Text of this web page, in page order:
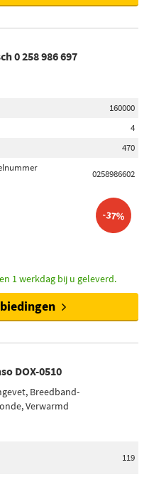
0 258 986 697
160000
4
470
0258986602
-37%
1 werkdag bij u geleverd.
DOX-0510
Breedband-
Verwarmd
119